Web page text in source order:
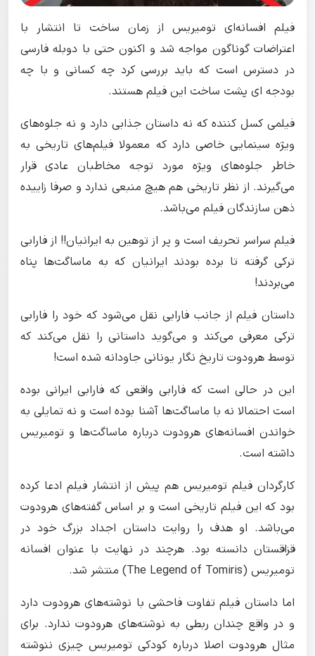
فیلم افسانه‌ای تومیریس از زمان ساخت تا انتشار با
اعتراضات گوناگون مواجه شد و اکنون حتی با دوبله فارسی
در دسترس است که باید بررسی کرد چه کسانی و با چه
بودجه ای پشت ساخت این فیلم هستند.
فیلمی کسل کننده که نه داستان جذابی دارد و نه جلوه‌های
ویژه سینمایی خاصی دارد که معمولا فیلم‌های تاریخی به
خاطر جلوه‌های ویژه مورد توجه مخاطبان عادی قرار
می‌گیرند. از نظر تاریخی هم هیچ منبعی ندارد و صرفا زاییده
ذهن سازندگان فیلم می‌باشد.
فیلم سراسر تحریف است و پر از توهین به ایرانیان!! از فارابی
ترکی گرفته تا برده بودند ایرانیان که به ماساگت‌ها پناه
می‌بردند!
داستان فیلم از جانب فارابی نقل می‌شود که خود را فارابی
ترکی معرفی می‌کند و می‌گوید داستانی را نقل می‌کند که
توسط هرودوت تاریخ نگار یونانی جاودانه شده است!
این در حالی است که فارابی واقعی که فارابی ایرانی بوده
است احتمالا نه با ماساگت‌ها آشنا بوده است و نه تمایلی به
خواندن افسانه‌های هرودوت درباره ماساگت‌ها و تومیریس
داشته است.
کارگردان فیلم تومیریس هم پیش از انتشار فیلم ادعا کرده
بود که این فیلم تاریخی است و بر اساس گفته‌های هرودوت
می‌باشد. او هدف را روایت داستان اجداد بزرگ خود در
قزاقستان دانسته بود. هرچند در نهایت با عنوان افسانه
تومیریس (The Legend of Tomiris) منتشر شد.
اما داستان فیلم تفاوت فاحشی با نوشته‌های هرودوت دارد
و در واقع چندان ربطی به نوشته‌های هرودوت ندارد. برای
مثال هرودوت اصلا درباره کودکی تومیریس چیزی ننوشته